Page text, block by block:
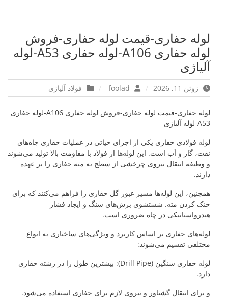
لوله حفاری-قیمت لوله حفاری-فروش
لوله حفاری A106-لوله حفاری A53-لوله
آلیاژی
ژوئن 11, 2026 فولاد آلیاژی
لوله حفاری-قیمت لوله حفاری-فروش لوله حفاری A106-لوله حفاری
A53-لوله آلیاژی
لوله فولادی حفاری یکی از اجزای حیاتی در عملیات حفاری چاه‌های
نفت، گاز و آب است. این لوله‌ها از فولاد با مقاومت بالا تولید می‌شوند
و وظیفه انتقال نیروی چرخشی از سطح به مته حفاری را بر عهده
دارند.
همچنین، این لوله‌ها مسیر عبور گل حفاری را فراهم می‌کنند که برای
خنک کردن مته. شستشوی برش‌های سنگ و ایجاد فشار
هیدرواستاتیکی در چاه ضروری است.
لوله‌های حفاری بر اساس کاربرد و ویژگی‌های ساختاری به انواع
مختلفی تقسیم می‌شوند:
لوله حفاری سنگین (Drill Pipe): بیشترین طول را در رشته حفاری
دارد.
و برای انتقال گشتاور و نیروی لازم برای حفاری استفاده می‌شود.